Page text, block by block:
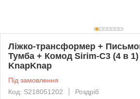
Ліжко-трансформер +
Тумба + Комод Sirim-C3 (4 в 1)
KnapKnap
Під замовлення
Код: S218051202
Роздріб